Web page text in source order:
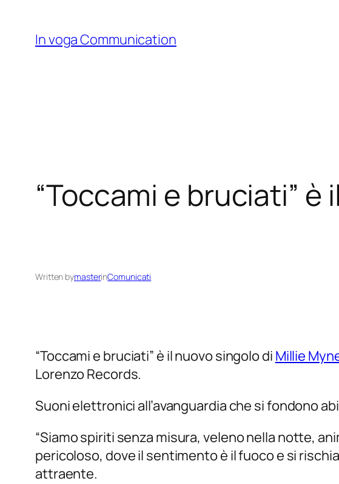
content
In voga Communication
“Toccami e bruciati”
Written bymasterinComunicati
“Toccami e bruciati” è il nuovo singolo di Millie
Lorenzo Records.
Suoni elettronici all’avanguardia che si fondono
“Siamo spiriti senza misura, veleno nella notte,
pericoloso, dove il sentimento è il fuoco e si
attraente.